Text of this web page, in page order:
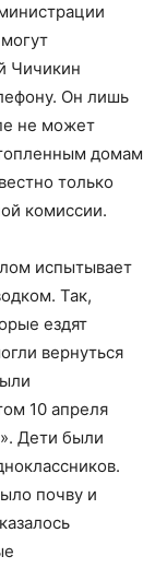
Чичикин
Он лишь
не может
домам
только
комиссии.
испытывает
Так,
ездят
вернуться
10 апреля
Дети были
почву и